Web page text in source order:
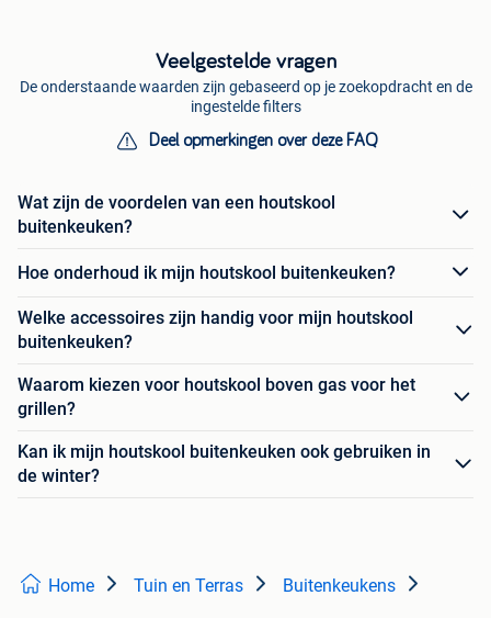
Veelgestelde vragen
De onderstaande waarden zijn gebaseerd op je zoekopdracht en de
ingestelde filters
Deel opmerkingen over deze FAQ
Wat zijn de voordelen van een houtskool
buitenkeuken?
Hoe onderhoud ik mijn houtskool buitenkeuken?
Welke accessoires zijn handig voor mijn houtskool
buitenkeuken?
Waarom kiezen voor houtskool boven gas voor het
grillen?
Kan ik mijn houtskool buitenkeuken ook gebruiken in
de winter?
Home Tuin en Terras Buitenkeukens